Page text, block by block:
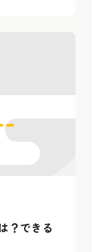
？できる